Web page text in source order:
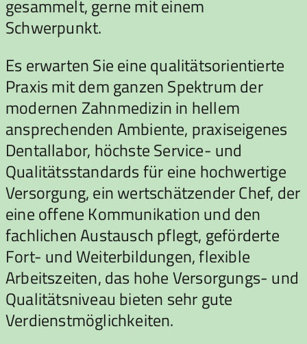
gesammelt, gerne mit einem
Schwerpunkt.
Es erwarten Sie eine qualitätsorientierte
Praxis mit dem ganzen Spektrum der
modernen Zahnmedizin in hellem
ansprechenden Ambiente, praxiseigenes
Dentallabor, höchste Service- und
Qualitätsstandards für eine hochwertige
Versorgung, ein wertschätzender Chef, der
eine offene Kommunikation und den
fachlichen Austausch pflegt, geförderte
Fort- und Weiterbildungen, flexible
Arbeitszeiten, das hohe Versorgungs- und
Qualitätsniveau bieten sehr gute
Verdienstmöglichkeiten.